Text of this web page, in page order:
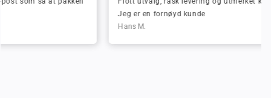
Jeg er en fornøyd kunde